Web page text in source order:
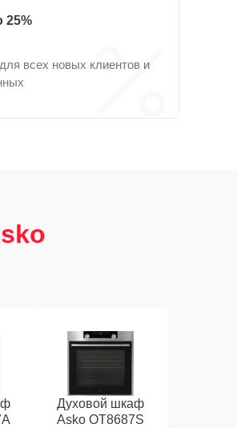
25%
всех новых клиентов и
Духовой шкаф
Asko OT8687S